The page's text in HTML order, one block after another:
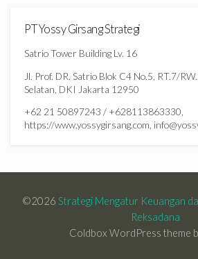
PT Yossy Girsang Strategi
Satrio Tower Building Lv. 16
Jl. Prof. DR. Satrio Blok C4 No.5, RT.7/
Selatan, DKI Jakarta 12950
+62 21 50897243 / +628113863330,
https://www.yossygirsang.com,
©2026 Strategi Mengatur Keuangan
Reksadana
Coldbox WordPress theme